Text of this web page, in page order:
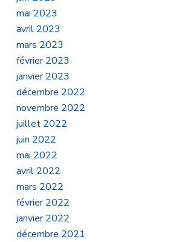
mai 2023
avril 2023
mars 2023
février 2023
janvier 2023
décembre 2022
novembre 2022
juillet 2022
juin 2022
mai 2022
avril 2022
mars 2022
février 2022
janvier 2022
décembre 2021